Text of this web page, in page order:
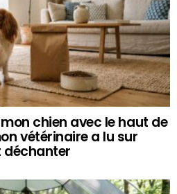
chien avec le haut de
vétérinaire a lu sur
déchanter